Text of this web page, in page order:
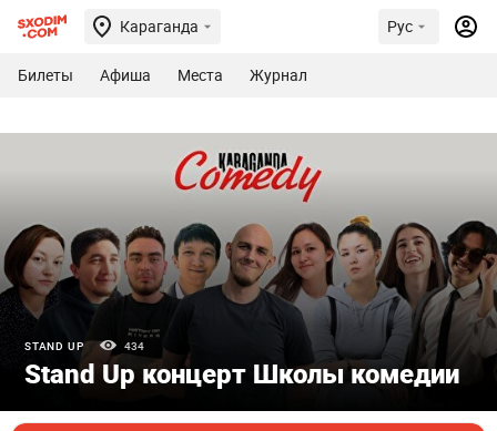
Караганда Рус
Билеты Афиша Места Журнал
STAND UP 434
Stand Up концерт Школы комедии